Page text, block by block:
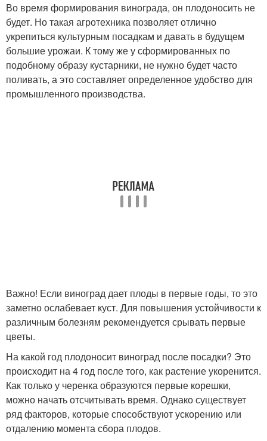
Во время формирования винограда, он плодоносить не
будет. Но такая агротехника позволяет отлично
укрепиться культурным посадкам и давать в будущем
большие урожаи. К тому же у сформированных по
подобному образу кустарники, не нужно будет часто
поливать, а это составляет определенное удобство для
промышленного производства.
Важно! Если виноград дает плоды в первые годы, то это
заметно ослабевает куст. Для повышения устойчивости к
различным болезням рекомендуется срывать первые
цветы.
На какой год плодоносит виноград после посадки? Это
происходит на 4 год после того, как растение укоренится.
Как только у черенка образуются первые корешки,
можно начать отсчитывать время. Однако существует
ряд факторов, которые способствуют ускорению или
отдалению момента сбора плодов.